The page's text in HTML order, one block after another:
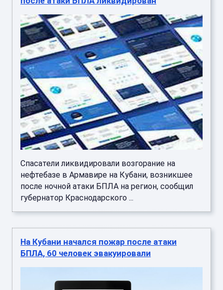
Спасатели ликвидировали возгорание на
нефтебазе в Армавире на Кубани, возникшее
после ночной атаки БПЛА на регион, сообщил
губернатор Краснодарского ...
На Кубани начался пожар после атаки
БПЛА, 60 человек эвакуировали